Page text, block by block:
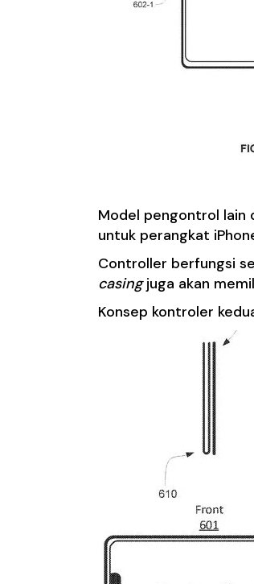
Model pengontrol lain
untuk perangkat
Controller berfungsi
casingjuga akan
Konsep kontroler